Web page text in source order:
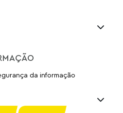
da informação